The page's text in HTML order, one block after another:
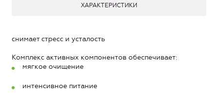
ХАРАКТЕРИСТИКИ
снимает стресс и усталость
Комплекс активных компонентов обеспечивает:
мягкое очищение
интенсивное питание